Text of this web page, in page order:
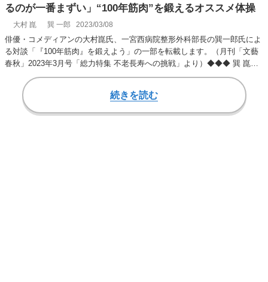
るのが一番まずい」“100年筋肉”を鍛えるオススメ体操
大村 崑 巽 一郎 2023/03/08
俳優・コメディアンの大村崑氏、一宮西病院整形外科部長の巽一郎氏によ
る対談「『100年筋肉』を鍛えよう」の一部を転載します。（月刊「文藝
春秋」2023年3月号「総力特集 不老長寿への挑戦」より）◆◆◆ 巽 崑さ
ん、筋ト…
続きを読む